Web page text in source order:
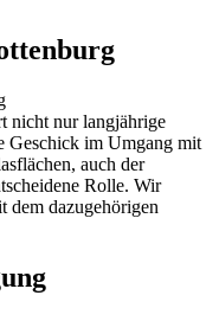
nicht nur langjährige
Geschick im Umgang mit
auch der
Rolle. Wir
dem dazugehörigen